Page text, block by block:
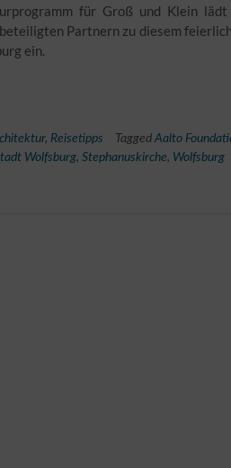
für Groß und Klein
Partnern zu diesem
ein.
, Reisetipps Tagged Aalto
Wolfsburg, Stephanuskirche, Wolfsburg